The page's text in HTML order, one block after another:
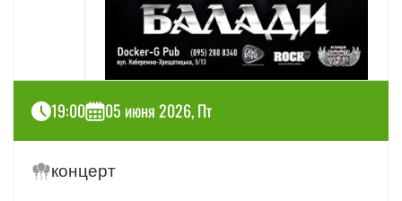
19:00 05 июня 2026, Пт
концерт